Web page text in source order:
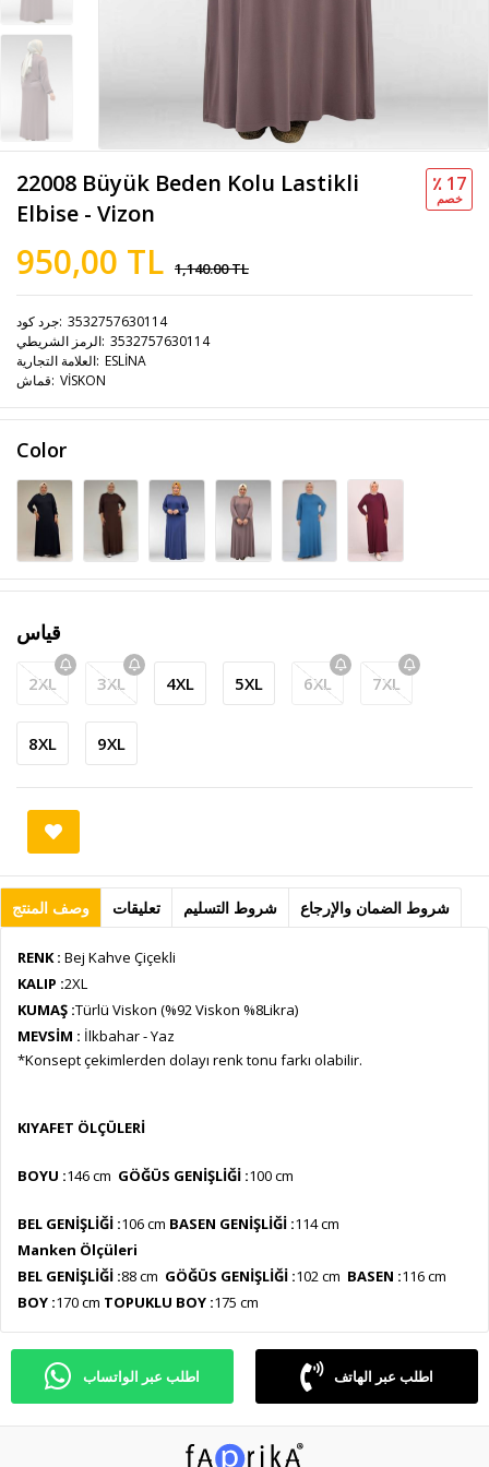
22008 Büyük Beden Kolu Lastikli
Elbise - Vizon
950,00 TL 1,140.00 TL
٪ 17
خصم
جرد كود 3532757630114
الرمز الشريطي 3532757630114
العلامة التجارية ESLİNA
قماش VİSKON
Color
قياس
2XL 3XL 4XL 5XL 6XL 7XL
8XL 9XL
وصف المنتج تعليقات شروط التسليم شروط الضمان والإرجاع
RENK : Bej Kahve Çiçekli
KALIP :2XL
KUMAŞ :Türlü Viskon (%92 Viskon %8Likra)
MEVSİM : İlkbahar - Yaz
*Konsept çekimlerden dolayı renk tonu farkı olabilir.
KIYAFET ÖLÇÜLERİ
BOYU :146cm GÖĞÜS GENİŞLİĞİ :100 cm
BEL GENİŞLİĞİ :106 cm BASEN GENİŞLİĞİ :114 cm
Manken Ölçüleri
BEL GENİŞLİĞİ :88 cm GÖĞÜS GENİŞLİĞİ :102 cm BASEN :116 cm
BOY :170 cm TOPUKLU BOY :175 cm
اطلب عبر الواتساب اطلب عبر الهاتف